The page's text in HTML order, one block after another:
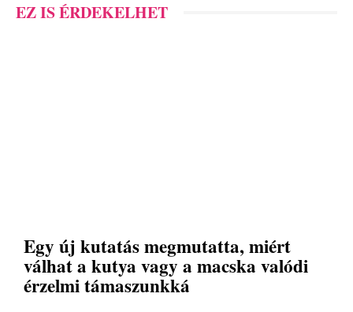
EZ IS ÉRDEKELHET
Egy új kutatás megmutatta, miért
válhat a kutya vagy a macska valódi
érzelmi támaszunkká